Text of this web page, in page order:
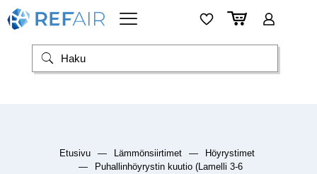
Etusivu — Lämmönsiirtimet —
Höyrystimet
—
Puhallinhöyrystin kuutio (Lamelli 3-6